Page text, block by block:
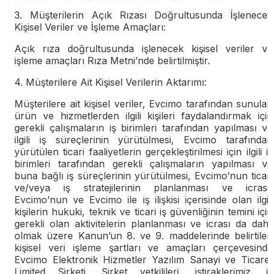
3. Müşterilerin Açık Rızası Doğrultusunda
Kişisel Veriler ve İşleme Amaçları:
Açık rıza doğrultusunda işlenecek kişisel veriler
işleme amaçları Rıza Metni’nde belirtilmiştir.
4. Müşterilere Ait Kişisel Verilerin Aktarımı:
Müşterilere ait kişisel veriler, Evcimo tarafından
ürün ve hizmetlerden ilgili kişileri faydalandırmak
gerekli çalışmaların iş birimleri tarafından yapılması
ilgili iş süreçlerinin yürütülmesi, Evcimo
yürütülen ticari faaliyetlerin gerçekleştirilmesi için ilgili
birimleri tarafından gerekli çalışmaların yapılması
buna bağlı iş süreçlerinin yürütülmesi, Evcimo’nun
ve/veya iş stratejilerinin planlanması ve
Evcimo’nun ve Evcimo ile iş ilişkisi içerisinde olan
kişilerin hukuki, teknik ve ticari iş güvenliğinin temini
gerekli olan aktivitelerin planlanması ve icrası da
olmak üzere Kanun’un 8. ve 9. maddelerinde
kişisel veri işleme şartları ve amaçları
Evcimo Elektronik Hizmetler Yazılım Sanayi ve
Limited Şirketi, Şirket yetkilileri, iştiraklerimiz,